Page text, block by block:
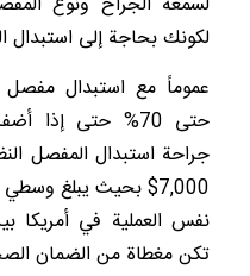
لكونك بحاجة إلى استبدال
عموماً مع استبدال مفصل
حتى 70% حتى
تكن مغطاة من الضمان